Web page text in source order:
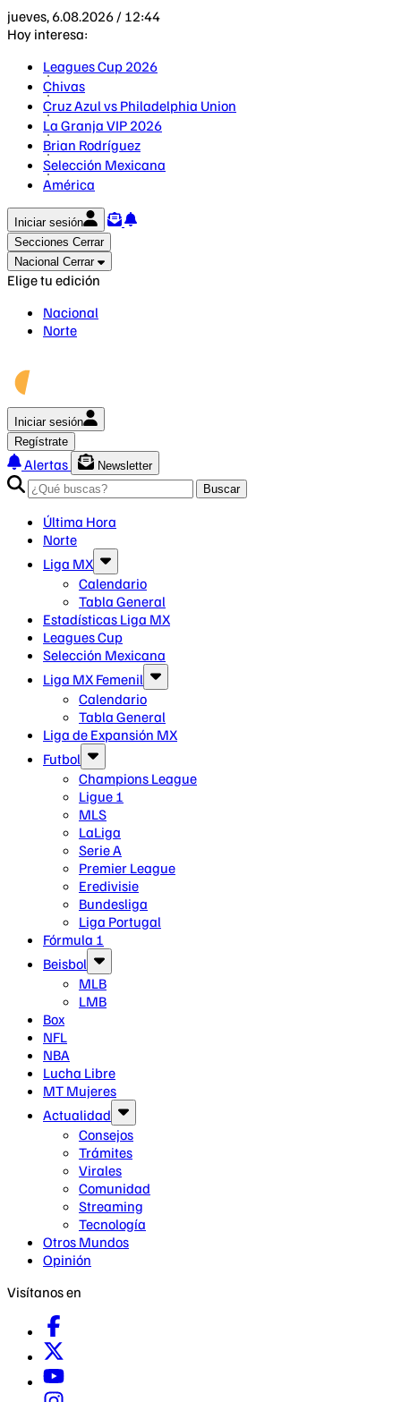
jueves, 6.08.2026 / 12:44
Hoy interesa:
Leagues Cup 2026
Chivas
Cruz Azul vs Philadelphia Union
La Granja VIP 2026
Brian Rodríguez
Selección Mexicana
América
Iniciar sesión
Secciones Cerrar
Nacional Cerrar
Elige tu edición
Nacional
Norte
Iniciar sesión
Regístrate
Alertas
Newsletter
Buscar
Última Hora
Norte
Liga MX
Calendario
Tabla General
Estadísticas Liga MX
Leagues Cup
Selección Mexicana
Liga MX Femenil
Calendario
Tabla General
Liga de Expansión MX
Futbol
Champions League
Ligue 1
MLS
LaLiga
Serie A
Premier League
Eredivisie
Bundesliga
Liga Portugal
Fórmula 1
Beisbol
MLB
LMB
Box
NFL
NBA
Lucha Libre
MT Mujeres
Actualidad
Consejos
Trámites
Virales
Comunidad
Streaming
Tecnología
Otros Mundos
Opinión
Visítanos en